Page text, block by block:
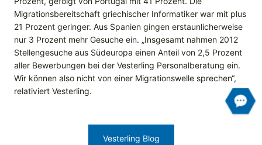
Migrationsbereitschaft griechischer Informatiker war mit plus
21 Prozent geringer. Aus Spanien gingen erstaunlicherweise
nur 3 Prozent mehr Gesuche ein. „Insgesamt nahmen 2012
Stellengesuche aus Südeuropa einen Anteil von 2,5 Prozent
aller Bewerbungen bei der Vesterling Personalberatung ein.
Wir können also nicht von einer Migrationswelle sprechen“,
relativiert Vesterling.
Vesterling Blog